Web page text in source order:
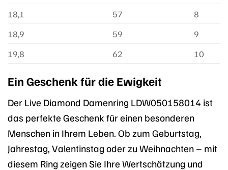
18,1
57
8
18,9
59
9
19,8
62 10
Ein Geschenk für die Ewigkeit
Der Live Diamond Damenring LDW050158014 ist
das perfekte Geschenk für einen besonderen
Menschen in Ihrem Leben. Ob zum Geburtstag,
Jahrestag, Valentinstag oder zu Weihnachten – mit
diesem Ring zeigen Sie Ihre Wertschätzung und